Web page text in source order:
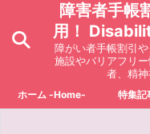
障害者手帳
用！
障がい者手帳割引
施設やバリアフリ
者、精神
ホーム -Home- 特集記